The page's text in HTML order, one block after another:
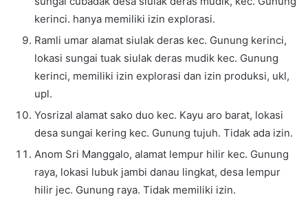
kerinci. hanya memiliki izin explorasi.
Ramli umar alamat siulak deras kec. Gunung kerinci,
lokasi sungai tuak siulak deras mudik kec. Gunung
kerinci, memiliki izin explorasi dan izin produksi, ukl,
upl.
Yosrizal alamat sako duo kec. Kayu aro barat, lokasi
desa sungai kering kec. Gunung tujuh. Tidak ada izin.
Anom Sri Manggalo, alamat lempur hilir kec. Gunung
raya, lokasi lubuk jambi danau lingkat, desa lempur
hilir jec. Gunung raya. Tidak memiliki izin.